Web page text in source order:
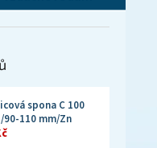
spona C 100
90-110 mm/Zn